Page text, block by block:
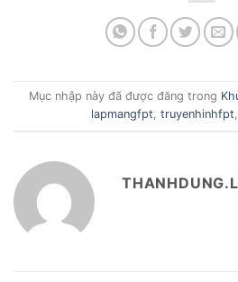
Mục nhập này đã được đăng trong
lapmangfpt, truyenhinhfpt,